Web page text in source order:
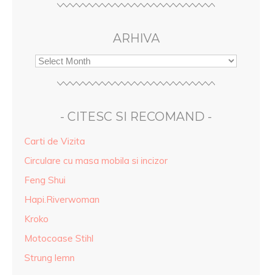
ARHIVA
- CITESC SI RECOMAND -
Carti de Vizita
Circulare cu masa mobila si incizor
Feng Shui
Hapi.Riverwoman
Kroko
Motocoase Stihl
Strung lemn